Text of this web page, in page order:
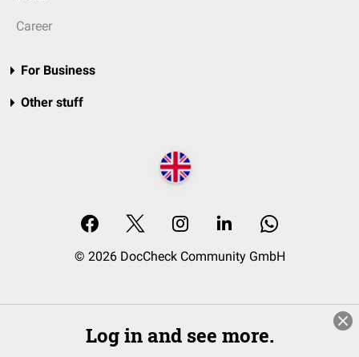
Career
For Business
Other stuff
© 2026 DocCheck Community GmbH
Log in and see more.